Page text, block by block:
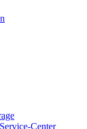
Center